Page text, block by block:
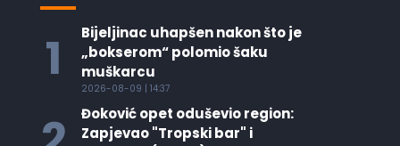
1
Bijeljinac uhapšen nakon što je
„bokserom“ polomio šaku
muškarcu
2026-08-09 | 14:37
Đoković opet oduševio region:
Zapjevao "Tropski bar" i